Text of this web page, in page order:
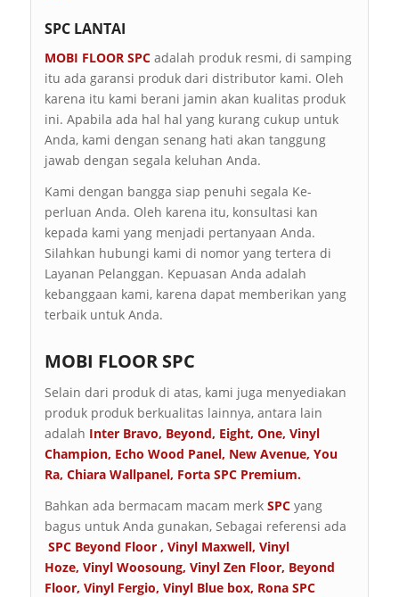
SPC LANTAI
MOBI FLOOR SPCadalah produk resmi, di samping
itu ada garansi produk dari distributor kami. Oleh
karena itu kami berani jamin akan kualitas produk
ini. Apabila ada hal hal yang kurang cukup untuk
Anda, kami dengan senang hati akan tanggung
jawab dengan segala keluhan Anda.
Kami dengan bangga siap penuhi segala Ke-
perluan Anda. Oleh karena itu, konsultasi kan
kepada kami yang menjadi pertanyaan Anda.
Silahkan hubungi kami di nomor yang tertera di
Layanan Pelanggan. Kepuasan Anda adalah
kebanggaan kami, karena dapat memberikan yang
terbaik untuk Anda.
MOBI FLOOR SPC
Selain dari produk di atas, kami juga menyediakan
produk produk berkualitas lainnya, antara lain
adalah Inter Bravo, Beyond, Eight, One, Vinyl
Champion, Echo Wood Panel, New Avenue, You
Ra, Chiara Wallpanel, Forta SPC Premium.
Bahkan ada bermacam macam merk SPCyang
bagus untuk Anda gunakan, Sebagai referensi ada
SPC Beyond Floor, Vinyl Maxwell, Vinyl
Hoze, Vinyl Woosoung, Vinyl Zen Floor, Beyond
Floor, Vinyl Fergio, Vinyl Blue box, Rona SPC